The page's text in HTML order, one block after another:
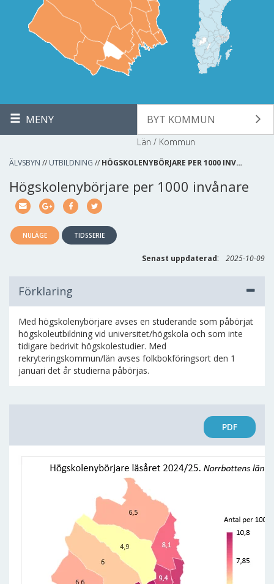
MENY BYT KOMMUN
Län / Kommun
ÄLVSBYN // UTBILDNING // HÖGSKOLENYBÖRJARE PER 1000 INV…
Högskolenybörjare per 1000 invånare
NULÄGE TIDSSERIE
Senast uppdaterad: 2025-10-09
Förklaring
Med högskolenybörjare avses en studerande som påbörjat
högskoleutbildning vid universitet/högskola och som inte
tidigare bedrivit högskolestudier. Med
rekryteringskommun/län avses folkbokföringsort den 1
januari det år studierna påbörjas.
PDF